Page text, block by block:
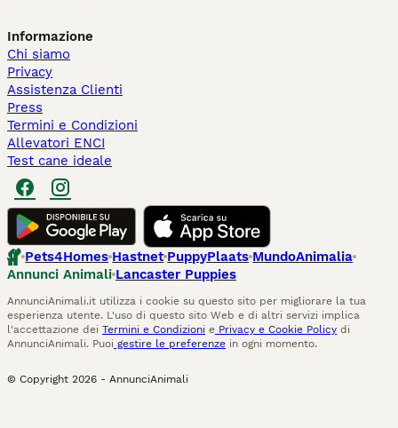
Informazione
Chi siamo
Privacy
Assistenza Clienti
Press
Termini e Condizioni
Allevatori ENCI
Test cane ideale
Pets4Homes Hastnet PuppyPlaats MundoAnimalia
Annunci Animali Lancaster Puppies
AnnunciAnimali.it utilizza i cookie su questo sito per migliorare la tua
esperienza utente. L'uso di questo sito Web e di altri servizi implica
l'accettazione dei Termini e Condizioni e Privacy e Cookie Policy di
AnnunciAnimali. Puoi gestire le preferenze in ogni momento.
© Copyright 2026 - AnnunciAnimali